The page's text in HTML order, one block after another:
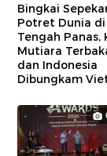
Bingkai
Potret Dunia di
Tengah Panas,
Mutiara
dan Indonesia
Dibungkam